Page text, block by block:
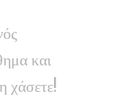
και
χάσετε!